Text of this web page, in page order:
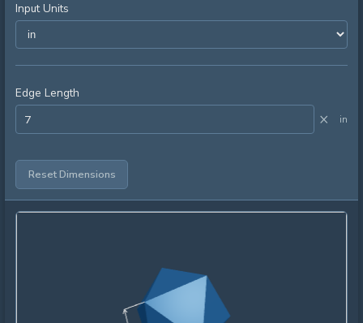
Input Units
Edge Length
× in
Reset Dimensions